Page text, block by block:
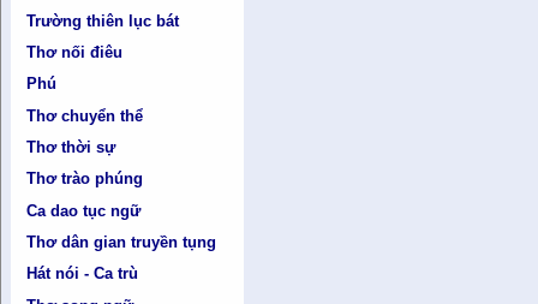
Trường thiên lục bát
Thơ nối điêu
Phú
Thơ chuyển thể
Thơ thời sự
Thơ trào phúng
Ca dao tục ngữ
Thơ dân gian truyền tụng
Hát nói - Ca trù